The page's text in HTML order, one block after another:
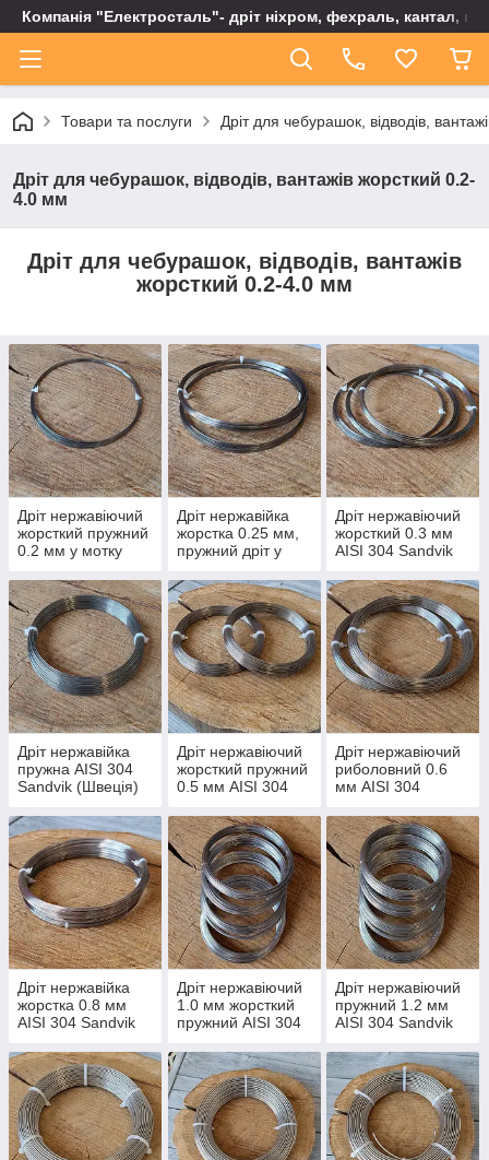
Компанія "Електросталь"- дріт ніхром, фехраль, кантал,
Товари та послуги Дріт для чебурашок, відводів,
Дріт для чебурашок, відводів, вантажів жорсткий 0.2-
4.0 мм
Дріт для чебурашок, відводів, вантажів
жорсткий 0.2-4.0 мм
Дріт нержавіючий
жорсткий пружний
0.2 мм у мотку
Дріт нержавійка
жорстка 0.25 мм,
пружний дріт у
Дріт нержавіючий
жорсткий 0.3 мм
AISI 304 Sandvik
для риболовних
повідців
Дріт нержавійка
пружна AISI 304
Sandvik (Швеція)
дріт у мотку
Дріт нержавіючий
жорсткий пружний
0.5 мм AISI 304
для снастей та
каркасів
Дріт нержавіючий
риболовний 0.6
мм AISI 304
жорсткий у мотку
Дріт нержавійка
жорстка 0.8 мм
AISI 304 Sandvik
виготовлення
чебурашок та
грузил
Дріт нержавіючий
1.0 мм жорсткий
пружний AISI 304
мотку
Дріт нержавіючий
пружний 1.2 мм
AISI 304 Sandvik
нержавійка для
снастей